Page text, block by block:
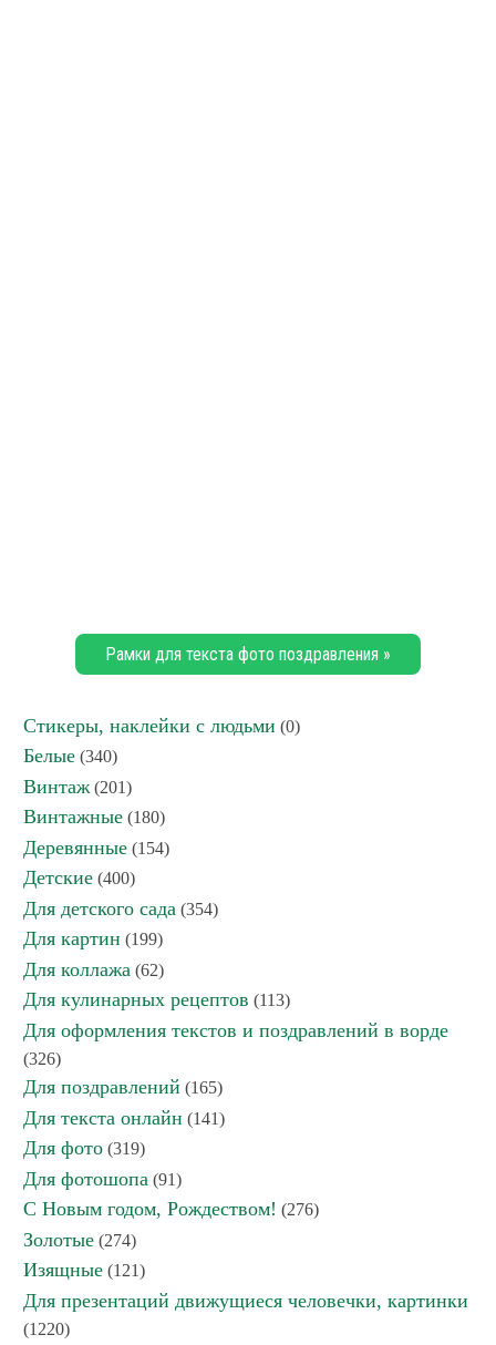
Рамки для текста фото поздравления »
Стикеры, наклейки с людьми (0)
Белые (340)
Винтаж (201)
Винтажные (180)
Деревянные (154)
Детские (400)
Для детского сада (354)
Для картин (199)
Для коллажа (62)
Для кулинарных рецептов (113)
Для оформления текстов и поздравлений в ворде
(326)
Для поздравлений (165)
Для текста онлайн (141)
Для фото (319)
Для фотошопа (91)
С Новым годом, Рождеством! (276)
Золотые (274)
Изящные (121)
Для презентаций движущиеся человечки, картинки
(1220)